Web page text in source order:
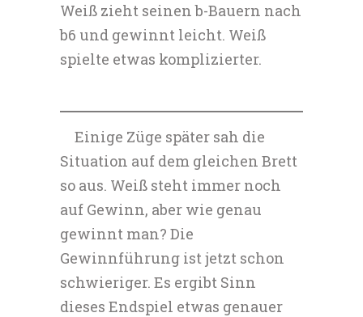
Weiß zieht seinen b-Bauern nach
b6 und gewinnt leicht. Weiß
spielte etwas komplizierter.
Einige Züge später sah die
Situation auf dem gleichen Brett
so aus. Weiß steht immer noch
auf Gewinn, aber wie genau
gewinnt man? Die
Gewinnführung ist jetzt schon
schwieriger. Es ergibt Sinn
dieses Endspiel etwas genauer